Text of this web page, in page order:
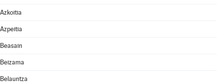
Azkoitia
Azpeitia
Beasain
Beizama
Belauntza